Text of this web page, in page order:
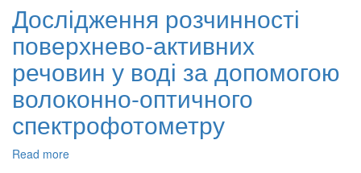
поверхнево-
активних
речовин
на
одержання
композиційних
порошків
мідь-
Дослідження розчинності
поверхнево-активних
речовин у воді за допомогою
волоконно-оптичного
спектрофотометру
Read more